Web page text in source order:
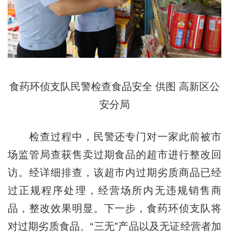
食药环侦支队民警检查食品安全 供图 高新区公
安分局
检查过程中，民警还专门对一家此前被市
场监管局查获售卖过期食品的超市进行整改回
访。经详细排查，该超市内过期劣质商品已经
过正规程序处理，经营场所内无违规销售商
品，整改效果明显。下一步，食药环侦支队将
对过期劣质食品、“三无”产品以及无证经营者加